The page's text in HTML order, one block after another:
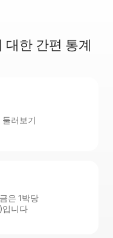
대한 간편 통계
둘러보기
은 1박당
입니다